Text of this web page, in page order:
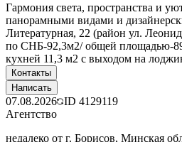
Гармония света, пространства и
панорамными видами и
Литературная, 22 (район ул.
по СНБ-92,3м2/ общей площадью-
кухней 11,3 м2 с выходом на
Контакты
Написать
07.08.2026 ID 4129119
Агентство
недалеко от г. Борисов, Минская